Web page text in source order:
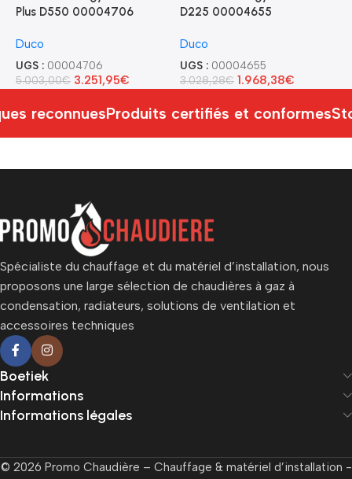
Plus D550 00004706
Duco
UGS : 00004706
5.003,00€ 3.251,95€
D225 00004655
Duco
UGS : 00004655
3.028,28€ 1.968,38€
reconnuesProduits certifiés et conformes
Spécialiste du chauffage et du matériel d’installation, nous
proposons une large sélection de chaudières à gaz à
condensation, radiateurs, solutions de ventilation et
accessoires techniques
Boetiek
Informations
Informations légales
© 2026 Promo Chaudière – Chauffage & matériel d’installation -